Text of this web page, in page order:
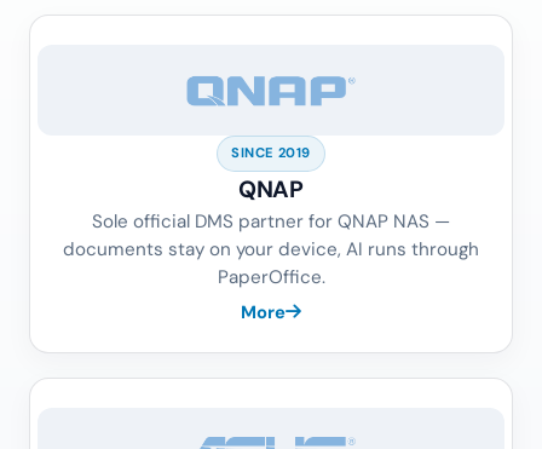
SINCE 2019
QNAP
Sole official DMS partner for QNAP NAS —
documents stay on your device, AI runs through
PaperOffice.
More